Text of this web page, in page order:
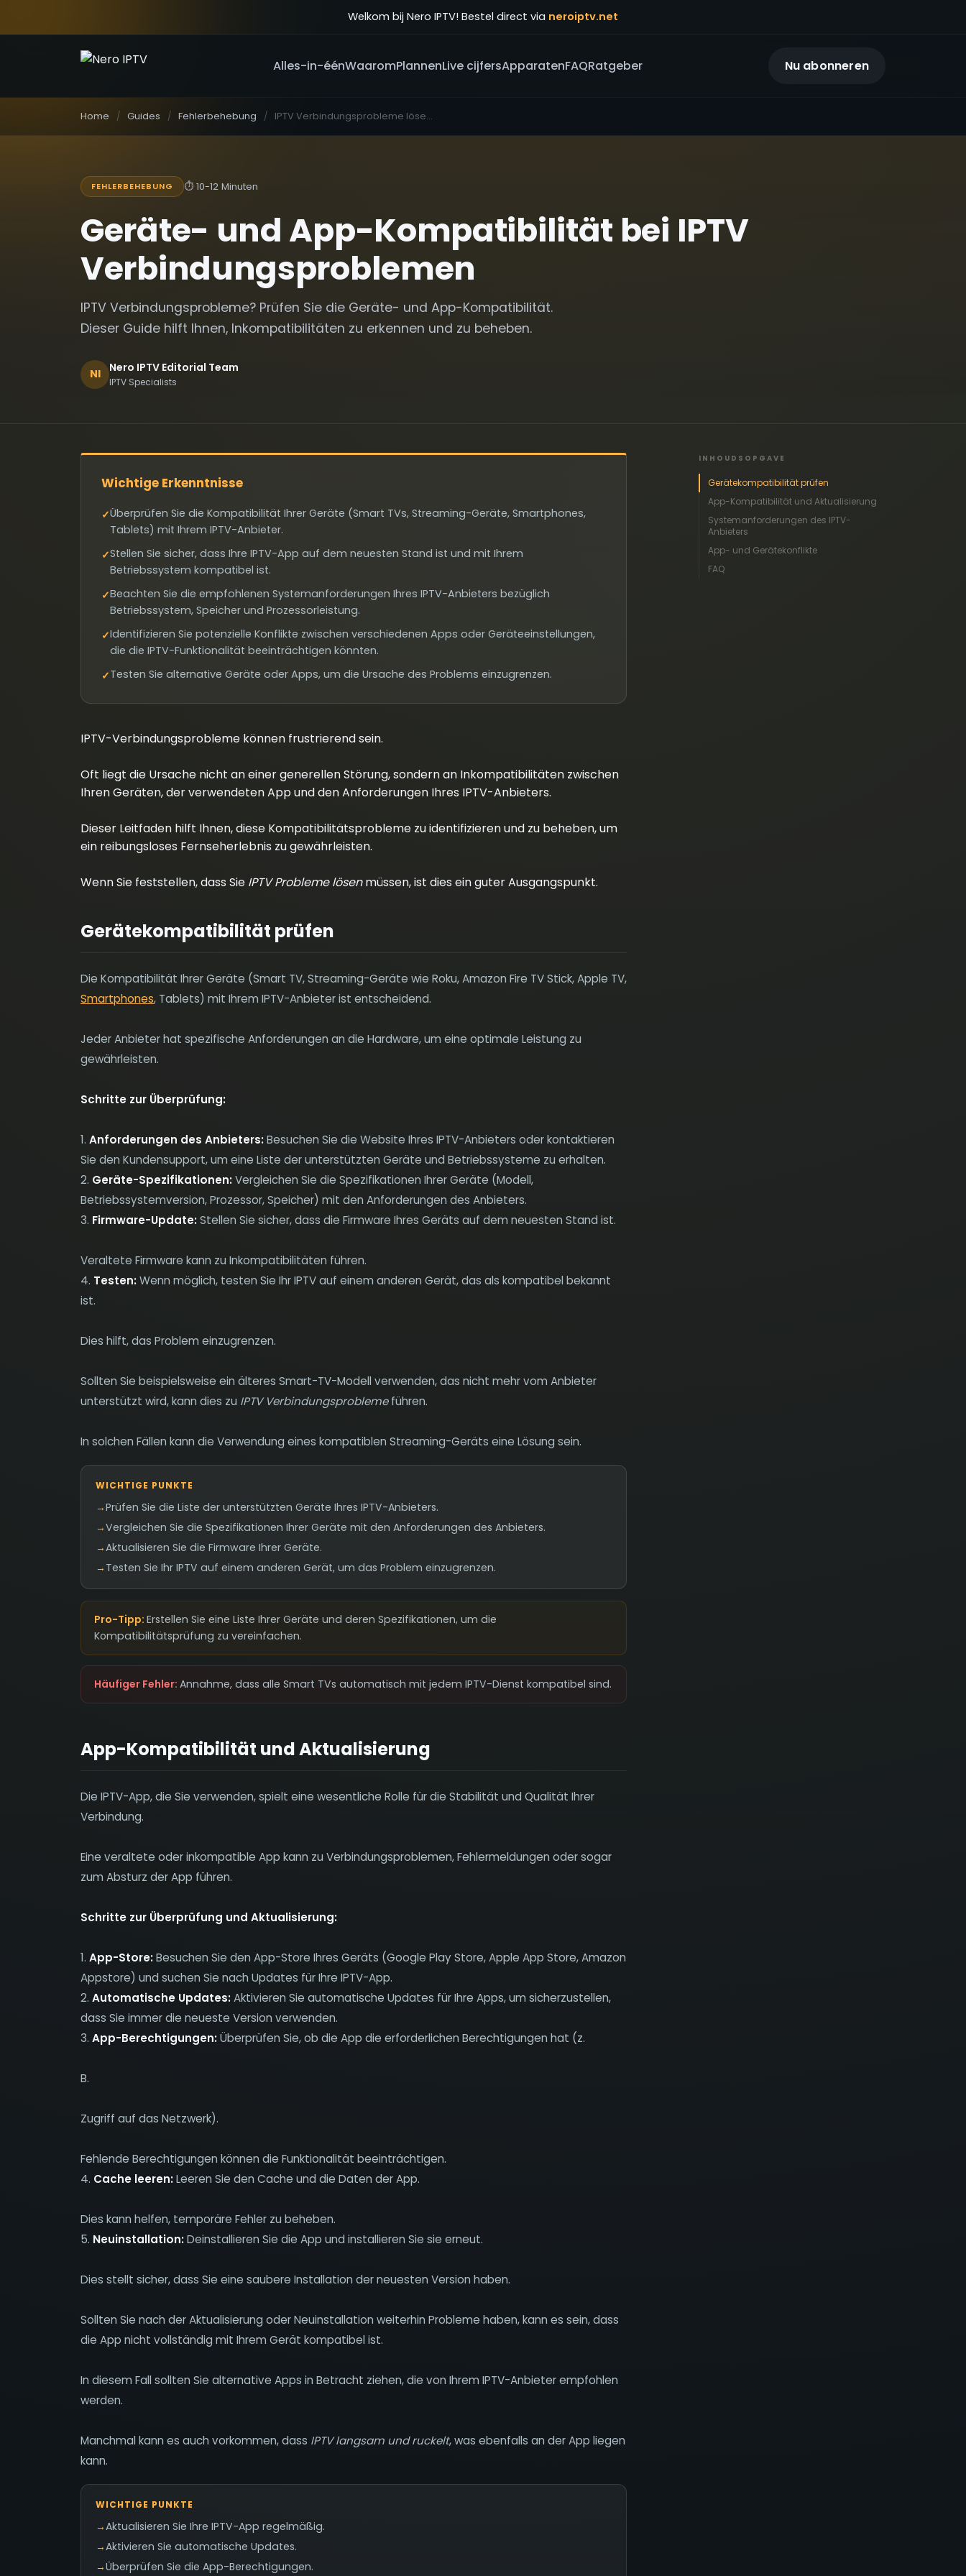
Welkom bij Nero IPTV! Bestel direct via neroiptv.net
Alles-in-éénWaaromPlannenLive cijfersApparatenFAQRatgeber Nu abonneren
Home Guides Fehlerbehebung IPTV Verbindungsprobleme lösen: Geräte- & App-Kompatibilität
FEHLERBEHEBUNG ⏱ 10-12 Minuten
Geräte- und App-Kompatibilität bei IPTV
Verbindungsproblemen
IPTV Verbindungsprobleme? Prüfen Sie die Geräte- und App-Kompatibilität.
Dieser Guide hilft Ihnen, Inkompatibilitäten zu erkennen und zu beheben.
NI Nero IPTV Editorial Team
IPTV Specialists
Wichtige Erkenntnisse
✓Überprüfen Sie die Kompatibilität Ihrer Geräte (Smart TVs, Streaming-Geräte, Smartphones,
Tablets) mit Ihrem IPTV-Anbieter.
✓Stellen Sie sicher, dass Ihre IPTV-App auf dem neuesten Stand ist und mit Ihrem
Betriebssystem kompatibel ist.
✓Beachten Sie die empfohlenen Systemanforderungen Ihres IPTV-Anbieters bezüglich
Betriebssystem, Speicher und Prozessorleistung.
✓Identifizieren Sie potenzielle Konflikte zwischen verschiedenen Apps oder Geräteeinstellungen,
die die IPTV-Funktionalität beeinträchtigen könnten.
✓Testen Sie alternative Geräte oder Apps, um die Ursache des Problems einzugrenzen.
IPTV-Verbindungsprobleme können frustrierend sein.
Oft liegt die Ursache nicht an einer generellen Störung, sondern an Inkompatibilitäten zwischen
Ihren Geräten, der verwendeten App und den Anforderungen Ihres IPTV-Anbieters.
Dieser Leitfaden hilft Ihnen, diese Kompatibilitätsprobleme zu identifizieren und zu beheben, um
ein reibungsloses Fernseherlebnis zu gewährleisten.
Wenn Sie feststellen, dass Sie IPTV Probleme lösenmüssen, ist dies ein guter Ausgangspunkt.
Gerätekompatibilität prüfen
Die Kompatibilität Ihrer Geräte (Smart TV, Streaming-Geräte wie Roku, Amazon Fire TV Stick, Apple TV,
Smartphones, Tablets) mit Ihrem IPTV-Anbieter ist entscheidend.
Jeder Anbieter hat spezifische Anforderungen an die Hardware, um eine optimale Leistung zu
gewährleisten.
Schritte zur Überprüfung:
1. Anforderungen des Anbieters:Besuchen Sie die Website Ihres IPTV-Anbieters oder kontaktieren
Sie den Kundensupport, um eine Liste der unterstützten Geräte und Betriebssysteme zu erhalten.
2. Geräte-Spezifikationen:Vergleichen Sie die Spezifikationen Ihrer Geräte (Modell,
Betriebssystemversion, Prozessor, Speicher) mit den Anforderungen des Anbieters.
3. Firmware-Update:Stellen Sie sicher, dass die Firmware Ihres Geräts auf dem neuesten Stand ist.
Veraltete Firmware kann zu Inkompatibilitäten führen.
4. Testen:Wenn möglich, testen Sie Ihr IPTV auf einem anderen Gerät, das als kompatibel bekannt
ist.
Dies hilft, das Problem einzugrenzen.
Sollten Sie beispielsweise ein älteres Smart-TV-Modell verwenden, das nicht mehr vom Anbieter
unterstützt wird, kann dies zu IPTV Verbindungsproblemeführen.
In solchen Fällen kann die Verwendung eines kompatiblen Streaming-Geräts eine Lösung sein.
WICHTIGE PUNKTE
→Prüfen Sie die Liste der unterstützten Geräte Ihres IPTV-Anbieters.
→Vergleichen Sie die Spezifikationen Ihrer Geräte mit den Anforderungen des Anbieters.
→Aktualisieren Sie die Firmware Ihrer Geräte.
→ Testen Sie Ihr IPTV auf einem anderen Gerät, um das Problem einzugrenzen.
Pro-Tipp: Erstellen Sie eine Liste Ihrer Geräte und deren Spezifikationen, um die
Kompatibilitätsprüfung zu vereinfachen.
Häufiger Fehler: Annahme, dass alle Smart TVs automatisch mit jedem IPTV-Dienst kompatibel sind.
App-Kompatibilität und Aktualisierung
Die IPTV-App, die Sie verwenden, spielt eine wesentliche Rolle für die Stabilität und Qualität Ihrer
Verbindung.
Eine veraltete oder inkompatible App kann zu Verbindungsproblemen, Fehlermeldungen oder sogar
zum Absturz der App führen.
Schritte zur Überprüfung und Aktualisierung:
1. App-Store:Besuchen Sie den App-Store Ihres Geräts (Google Play Store, Apple App Store, Amazon
Appstore) und suchen Sie nach Updates für Ihre IPTV-App.
2. Automatische Updates:Aktivieren Sie automatische Updates für Ihre Apps, um sicherzustellen,
dass Sie immer die neueste Version verwenden.
3. App-Berechtigungen:Überprüfen Sie, ob die App die erforderlichen Berechtigungen hat (z.
B.
Zugriff auf das Netzwerk).
Fehlende Berechtigungen können die Funktionalität beeinträchtigen.
4. Cache leeren:Leeren Sie den Cache und die Daten der App.
Dies kann helfen, temporäre Fehler zu beheben.
5. Neuinstallation:Deinstallieren Sie die App und installieren Sie sie erneut.
Dies stellt sicher, dass Sie eine saubere Installation der neuesten Version haben.
Sollten Sie nach der Aktualisierung oder Neuinstallation weiterhin Probleme haben, kann es sein, dass
die App nicht vollständig mit Ihrem Gerät kompatibel ist.
In diesem Fall sollten Sie alternative Apps in Betracht ziehen, die von Ihrem IPTV-Anbieter empfohlen
werden.
Manchmal kann es auch vorkommen, dass IPTV langsam und ruckelt, was ebenfalls an der App liegen
kann.
WICHTIGE PUNKTE
→Aktualisieren Sie Ihre IPTV-App regelmäßig.
→Aktivieren Sie automatische Updates.
→Überprüfen Sie die App-Berechtigungen.
INHOUDSOPGAVE
Gerätekompatibilität prüfen
App-Kompatibilität und Aktualisierung
Systemanforderungen des IPTV-
Anbieters
App- und Gerätekonflikte
FAQ